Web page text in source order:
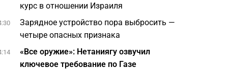
курс в отношении Израиля
Зарядное устройство пора выбросить —
четыре опасных признака
«Все оружие»: Нетаниягу озвучил
ключевое требование по Газе